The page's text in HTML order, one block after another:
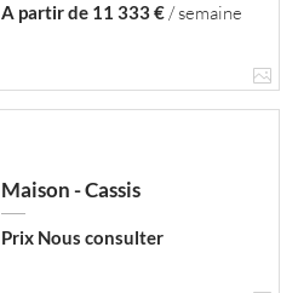
A partir de 11 333 €/ semaine
Maison - Cassis
Prix Nous consulter